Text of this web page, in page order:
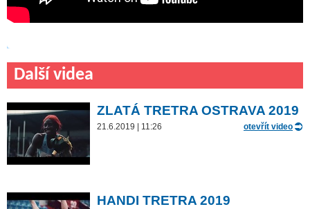
Další videa
ZLATÁ TRETRA OSTRAVA 2019
21.6.2019 | 11:26 otevřít video
HANDI TRETRA 2019